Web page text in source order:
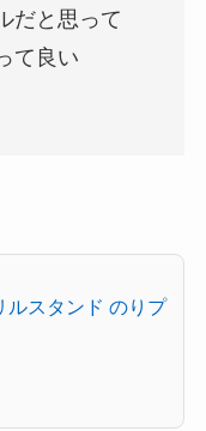
だと思って
て良い
ルスタンド のりプ